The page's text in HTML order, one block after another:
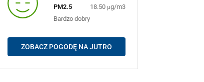
PM2.5
18.50 μg/m3
Bardzo dobry
ZOBACZ POGODĘ NA JUTRO